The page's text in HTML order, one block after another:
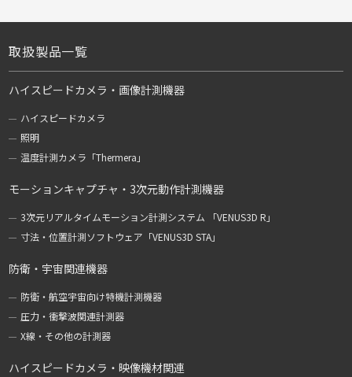
取扱製品一覧
ハイスピードカメラ・画像計測機器
ハイスピードカメラ
照明
温度計測カメラ「Thermera」
モーションキャプチャ・3次元動作計測機器
3次元リアルタイムモーション計測システム 「VENUS3D R」
寸法・位置計測ソフトウェア「VENUS3D STA」
防衛・宇宙関連機器
防衛・航空宇宙向け特機計測機器
圧力・衝撃波関連計測器
X線・その他の計測器
ハイスピードカメラ・映像機材関連